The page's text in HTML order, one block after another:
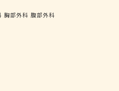
胸部外科 腹部外科